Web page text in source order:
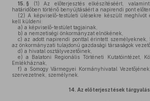
15. § (1) Az előterjesztés elkészítéséért,
határidőben történő benyújtásáért a napirendi pont
(2) A képviselő-testületi ülésekre készült meghívót
kell küldeni:
a) a képviselő-testület tagjainak,
b) a nemzetiségi önkormányzat elnökének,
c) az adott napirendi ponttal érintett személyeknek,
az önkormányzati tulajdonú gazdasági társaságok
d) a hivatal osztályvezetőinek,
e) a Balatoni Regionális Történeti Kutatóintézet,
Emlékháznak,
f) a Somogy Vármegyei Kormányhivatal
szervezetnek, személynek.
14. Az előterjesztések